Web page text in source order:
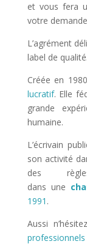
et vous fera
votre
L’agrément
label de qualité.
Créée en
lucratif. Elle
grande
humaine.
L’écrivain
son activité
des
dans une
1991 .
Aussi